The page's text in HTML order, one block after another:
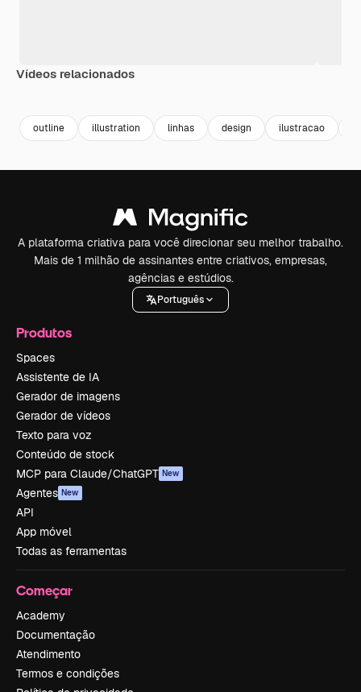
Vídeos relacionados
outline illustration linhas design ilustracao
A plataforma criativa para você direcionar seu melhor trabalho.
Mais de 1 milhão de assinantes entre criativos, empresas,
agências e estúdios.
Português
Produtos
Spaces
Assistente de IA
Gerador de imagens
Gerador de vídeos
Texto para voz
Conteúdo de stock
MCP para Claude/ChatGPT New
Agentes New
API
App móvel
Todas as ferramentas
Começar
Academy
Documentação
Atendimento
Termos e condições